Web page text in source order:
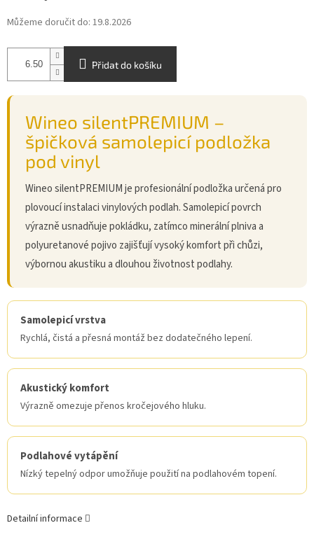
Můžeme doručit do: 19.8.2026
Přidat do košíku
Wineo silentPREMIUM –
špičková samolepicí podložka
pod vinyl
Wineo silentPREMIUM je profesionální podložka určená pro
plovoucí instalaci vinylových podlah. Samolepicí povrch
výrazně usnadňuje pokládku, zatímco minerální plniva a
polyuretanové pojivo zajišťují vysoký komfort při chůzi,
výbornou akustiku a dlouhou životnost podlahy.
Samolepicí vrstva
Rychlá, čistá a přesná montáž bez dodatečného lepení.
Akustický komfort
Výrazně omezuje přenos kročejového hluku.
Podlahové vytápění
Nízký tepelný odpor umožňuje použití na podlahovém topení.
Detailní informace